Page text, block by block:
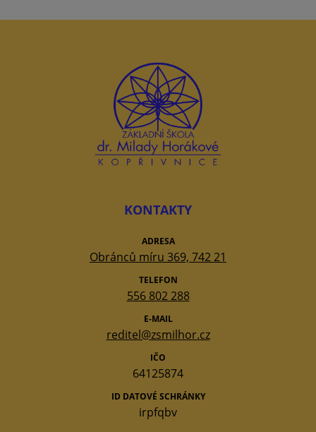
KONTAKTY
ADRESA
Obránců míru 369, 742 21
TELEFON
556 802 288
E-MAIL
reditel@zsmilhor.cz
IČO
64125874
ID DATOVÉ SCHRÁNKY
irpfqbv